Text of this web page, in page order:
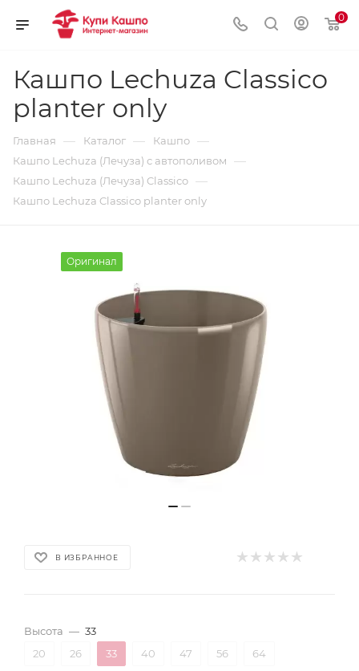
0
Кашпо Lechuza Classico
planter only
Главная — Каталог — Кашпо —
Кашпо Lechuza (Лечуза) с автополивом —
Кашпо Lechuza (Лечуза) Classico —
Кашпо Lechuza Classico planter only
Оригинал
В ИЗБРАННОЕ
Высота — 33
20
26 33 40 47 56 64